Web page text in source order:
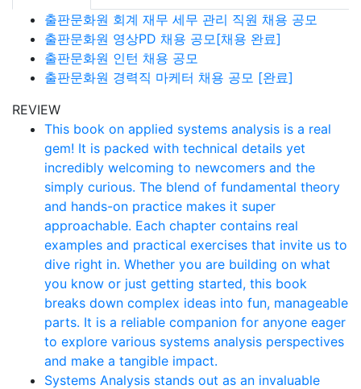
출판문화원 회계 재무 세무 관리 직원 채용 공모
출판문화원 영상PD 채용 공모[채용 완료]
출판문화원 인턴 채용 공모
출판문화원 경력직 마케터 채용 공모 [완료]
REVIEW
This book on applied systems analysis is a real
gem! It is packed with technical details yet
incredibly welcoming to newcomers and the
simply curious. The blend of fundamental theory
and hands-on practice makes it super
approachable. Each chapter contains real
examples and practical exercises that invite us to
dive right in. Whether you are building on what
you know or just getting started, this book
breaks down complex ideas into fun, manageable
parts. It is a reliable companion for anyone eager
to explore various systems analysis perspectives
and make a tangible impact.
Systems Analysis stands out as an invaluable